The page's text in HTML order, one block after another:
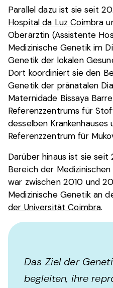
Parallel dazu ist sie seit
Hospital da Luz Coimbra
Oberärztin (Assistente
Medizinische Genetik im
Genetik der lokalen
Dort koordiniert sie den
Genetik der pränatalen
Maternidade Bissaya
Referenzzentrums für
desselben
Referenzzentrum für
Darüber hinaus ist sie seit
Bereich der
war zwischen 2010 und
Medizinische Genetik an
der Universität Coimbra.
Das Ziel der
begleiten, ihre